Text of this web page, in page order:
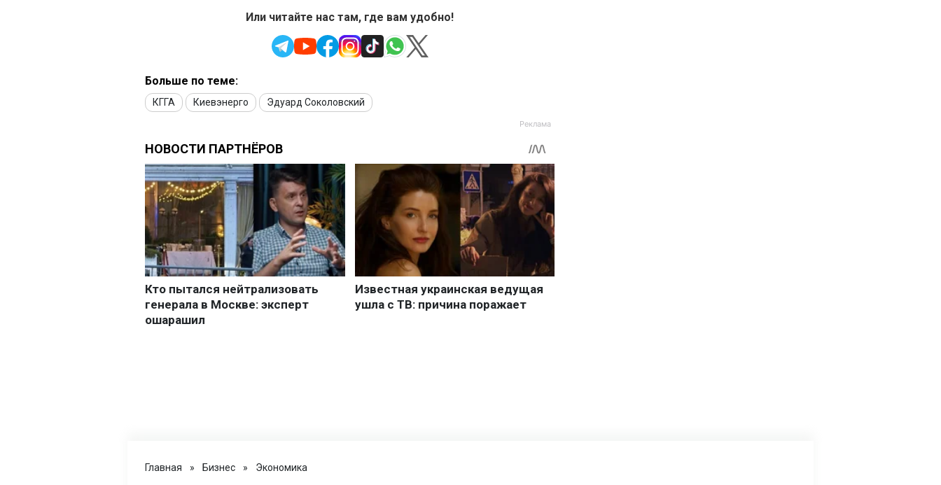
Или читайте нас там, где вам удобно!
Больше по теме:
КГГА Киевэнерго Эдуард Соколовский
Главная » Бизнес » Экономика